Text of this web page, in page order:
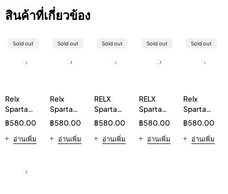
สินค้าที่เกี่ยวข้อง
Sold out
Relx
Sparta
20000
Mint
฿580.00
อ่านเพิ่ม
Sold out
Relx
Sparta
20000
฿580.00
อ่านเพิ่ม
Sold out
RELX
Sparta
20000
แตงโม
฿580.00
อ่านเพิ่ม
Sold out
RELX
Sparta
20000
Mint 5%
฿580.00
อ่านเพิ่ม
Sold out
Relx
Sparta
20000
฿580.00
อ่านเพิ่ม